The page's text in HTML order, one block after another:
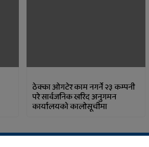
ठेक्का ओगटेर काम नगर्ने २३ कम्पनी
परे सार्वजनिक खरिद अनुगमन
कार्यालयकाे कालोसूचीमा